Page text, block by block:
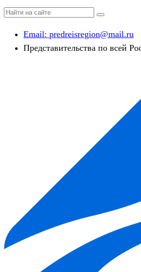
Email: predreisregion@mail.ru
Представительства по всей